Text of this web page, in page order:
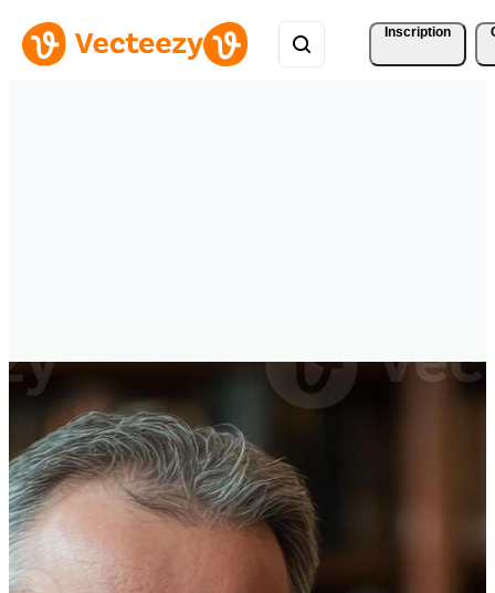
Inscription